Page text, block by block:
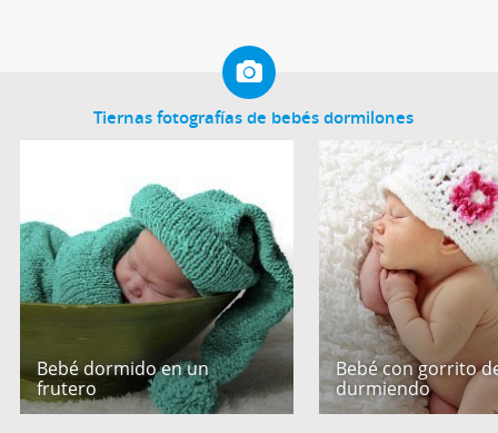
Tiernas fotografías de bebés dormilones
Bebé dormido en un
frutero
Bebé con gorrito
durmiendo